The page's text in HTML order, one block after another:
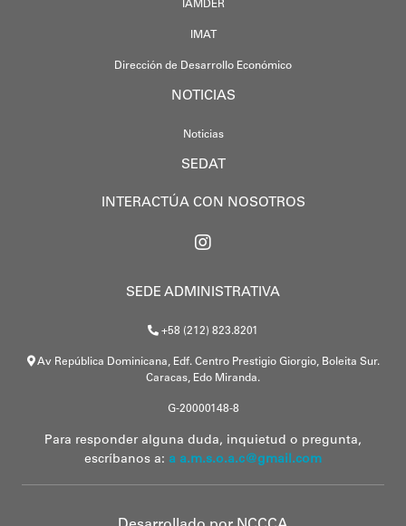
IAMDER
IMAT
Dirección de Desarrollo Económico
NOTICIAS
Noticias
SEDAT
INTERACTÚA CON NOSOTROS
SEDE ADMINISTRATIVA
+58 (212) 823.8201
Av República Dominicana, Edf. Centro Prestigio Giorgio, Boleita Sur.
Caracas, Edo Miranda.
G-20000148-8
Para responder alguna duda, inquietud o pregunta,
escríbanos a: a a.m.s.o.a.c@gmail.com